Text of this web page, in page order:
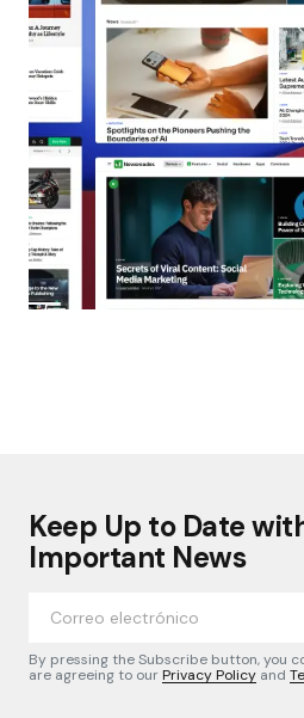
Keep Up to Date
Important News
By pressing the Subscribe button, you
are agreeing to ourPrivacy Policy and